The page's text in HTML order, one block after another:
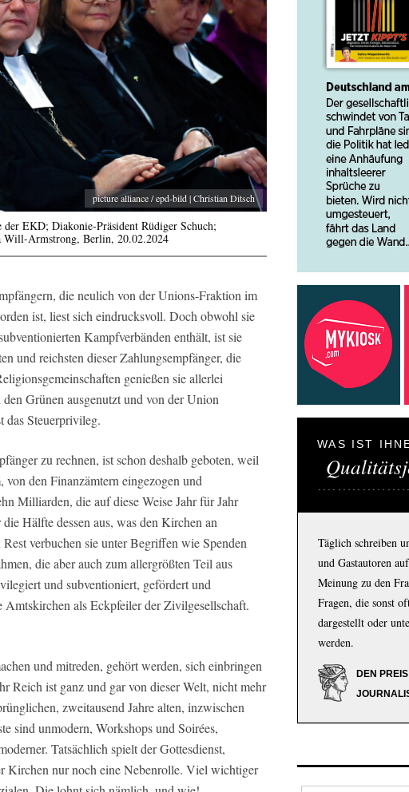
picture alliance / epd-bild | Christian Ditsch
EKD; Diakonie-Präsident Rüdiger Schuch;
Will-Armstrong, Berlin, 20.02.2024
die neulich von der Unions-Fraktion im
ist, liest sich eindrucksvoll. Doch obwohl sie
Kampfverbänden enthält, ist sie
und reichsten dieser Zahlungsempfänger, die
genießen sie allerlei
Grünen ausgenutzt und von der Union
das Steuerprivileg.
zu rechnen, ist schon deshalb geboten, weil
den Finanzämtern eingezogen und
Milliarden, die auf diese Weise Jahr für Jahr
Hälfte dessen aus, was den Kirchen an
verbuchen sie unter Begriffen wie Spenden
die aber auch zum allergrößten Teil aus
und subventioniert, gefördert und
Amtskirchen als Eckpfeiler der Zivilgesellschaft.
und mitreden, gehört werden, sich einbringen
Reich ist ganz und gar von dieser Welt, nicht mehr
zweitausend Jahre alten, inzwischen
sind unmodern, Workshops und Soirées,
Tatsächlich spielt der Gottesdienst,
Kirchen nur noch eine Nebenrolle. Viel wichtiger
WAS IST
Täglich schreiben
und Gastautoren
Meinung zu den
Fragen, die sonst
dargestellt oder
werden.
DEN